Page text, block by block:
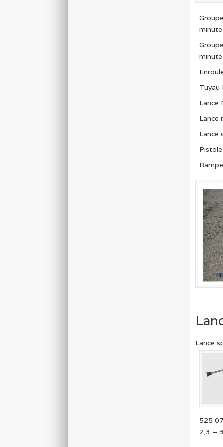
Tuyau
Lance
Lance
Lance
Lance
525
2,3 –